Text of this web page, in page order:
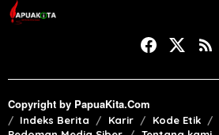
Copyright by PapuaKita.Com
Indeks Berita Karir
Kode Etik